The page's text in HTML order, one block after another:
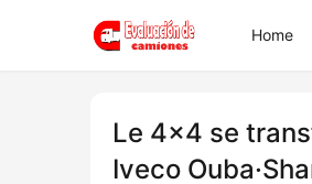
Home
Le 4×4 se
Iveco